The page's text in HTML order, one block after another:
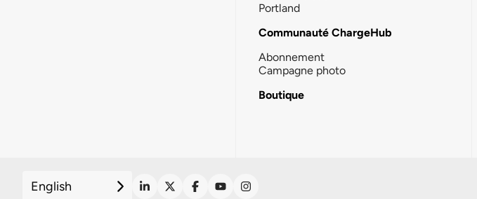
Portland
Communauté ChargeHub
Abonnement
Campagne photo
Boutique
English